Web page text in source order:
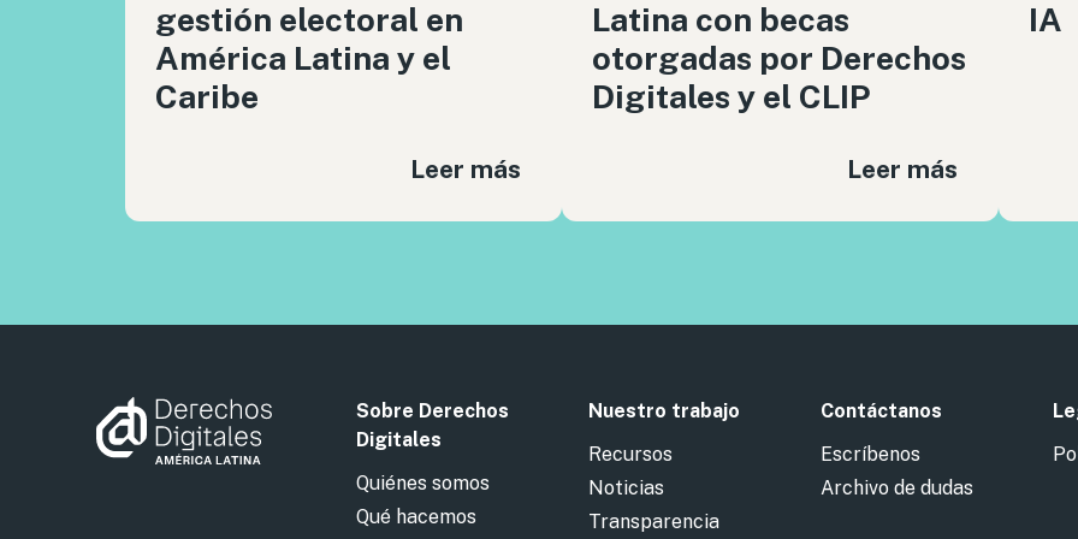
gestión electoral en
América Latina y el
Caribe
Leer más
Latina con becas
otorgadas por Derechos
Digitales y el CLIP
Leer más
IA
Sobre Derechos
Digitales
Quiénes somos
Qué hacemos
Nuestro trabajo
Recursos
Noticias
Transparencia
Contáctanos
Escríbenos
Archivo de dudas